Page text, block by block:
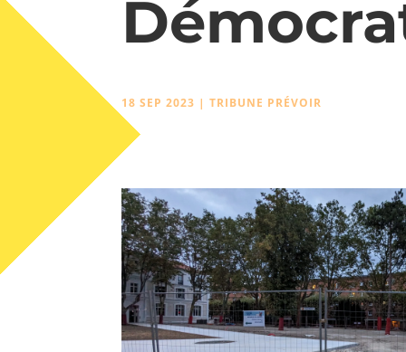
18 SEP 2023 |TRIBUNE PRÉVOIR